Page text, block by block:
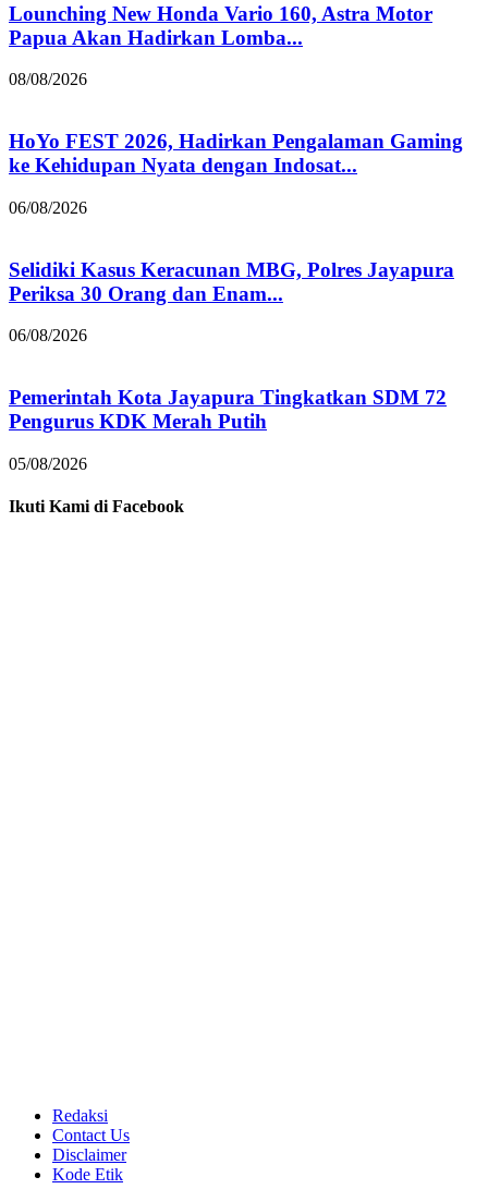
Lounching New Honda Vario 160, Astra Motor
Papua Akan Hadirkan Lomba...
08/08/2026
HoYo FEST 2026, Hadirkan Pengalaman Gaming
ke Kehidupan Nyata dengan Indosat...
06/08/2026
Selidiki Kasus Keracunan MBG, Polres Jayapura
Periksa 30 Orang dan Enam...
06/08/2026
Pemerintah Kota Jayapura Tingkatkan SDM 72
Pengurus KDK Merah Putih
05/08/2026
Ikuti Kami di Facebook
Redaksi
Contact Us
Disclaimer
Kode Etik